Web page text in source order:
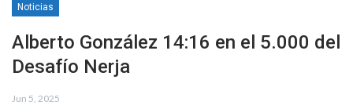
Noticias
Alberto González 14:16 en el 5.000 del
Desafío Nerja
Jun 5, 2025